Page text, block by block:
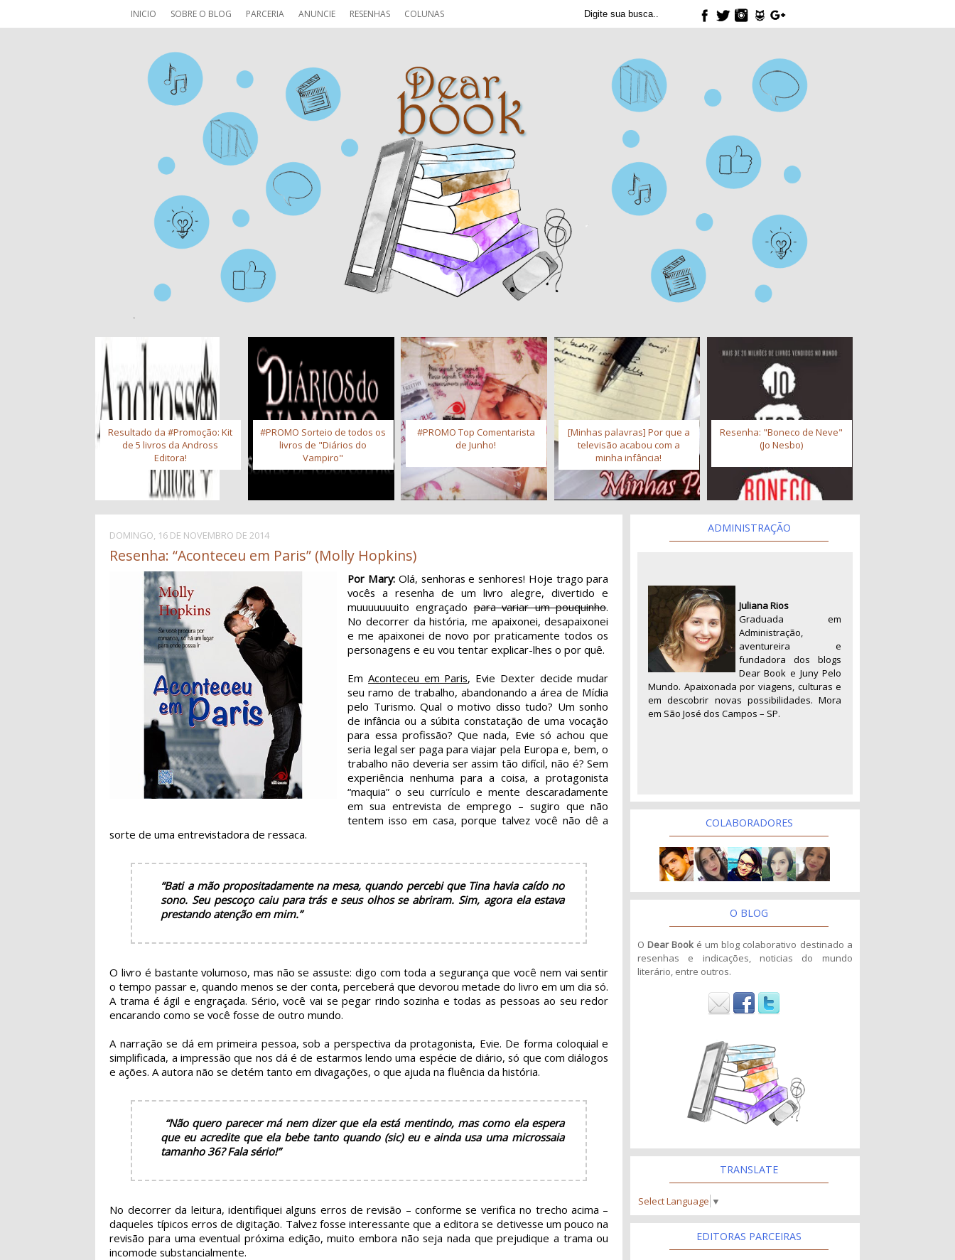
INICIO SOBRE O BLOG PARCERIA ANUNCIE RESENHAS COLUNAS
Resultado da #Promoção: Kit
de 5 livros da Andross
Editora!
#PROMO Sorteio de todos os
livros de "Diários do
Vampiro"
#PROMO Top Comentarista
de Junho!
[Minhas palavras] Por que a
televisão acabou com a
minha infância!
Resenha: "Boneco de Neve"
(Jo Nesbo)
DOMINGO, 16 DE NOVEMBRO DE 2014
Resenha: “Aconteceu em Paris” (Molly Hopkins)
Por Mary: Olá, senhoras e senhores! Hoje trago para
vocês a resenha de um livro alegre, divertido e
muuuuuuuito engraçadopara variar um pouquinho.
No decorrer da história, me apaixonei, desapaixonei
e me apaixonei de novo por praticamente todos os
personagens e eu vou tentar explicar-lhes o por quê.
EmAconteceu em Paris, Evie Dexter decide mudar
seu ramo de trabalho, abandonando a área de Mídia
pelo Turismo. Qual o motivo disso tudo? Um sonho
de infância ou a súbita constatação de uma vocação
para essa profissão? Que nada, Evie só achou que
seria legal ser paga para viajar pela Europa e, bem, o
trabalho não deveria ser assim tão difícil, não é? Sem
experiência nenhuma para a coisa, a protagonista
“maquia” o seu currículo e mente descaradamente
em sua entrevista de emprego – sugiro que não
tentem isso em casa, porque talvez você não dê a
sorte de uma entrevistadora de ressaca.
“Bati a mão propositadamente na mesa, quando percebi que Tina havia caído no
sono. Seu pescoço caiu para trás e seus olhos se abriram. Sim, agora ela estava
prestando atenção em mim.”
O livro é bastante volumoso, mas não se assuste: digo com toda a segurança que você nem vai sentir
o tempo passar e, quando menos se der conta, perceberá que devorou metade do livro em um dia só.
A trama é ágil e engraçada. Sério, você vai se pegar rindo sozinha e todas as pessoas ao seu redor
encarando como se você fosse de outro mundo.
A narração se dá em primeira pessoa, sob a perspectiva da protagonista, Evie. De forma coloquial e
simplificada, a impressão que nos dá é de estarmos lendo uma espécie de diário, só que com diálogos
e ações. A autora não se detém tanto em divagações, o que ajuda na fluência da história.
“Não quero parecer má nem dizer que ela está mentindo, mas como ela espera
que eu acredite que ela bebe tanto quando (sic) eu e ainda usa uma microssaia
tamanho 36? Fala sério!”
No decorrer da leitura, identifiquei alguns erros de revisão – conforme se verifica no trecho acima –
daqueles típicos erros de digitação. Talvez fosse interessante que a editora se detivesse um pouco na
revisão para uma eventual próxima edição, muito embora não seja nada que prejudique a trama ou
incomode substancialmente.
ADMINISTRAÇÃO
Juliana Rios
Graduada em
Administração,
aventureira e
fundadora dos blogs
Dear Book e Juny Pelo
Mundo. Apaixonada por viagens, culturas e
em descobrir novas possibilidades. Mora
em São José dos Campos – SP.
COLABORADORES
O BLOG
O Dear Book é um blog colaborativo destinado a
resenhas e indicações, noticias do mundo
literário, entre outros.
TRANSLATE
Select Language ▼
EDITORAS PARCEIRAS